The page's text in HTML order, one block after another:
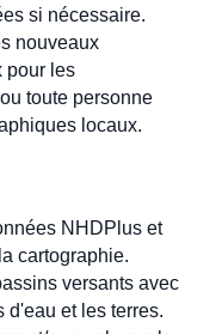
si nécessaire.
nouveaux
pour les
toute personne
locaux.
NHDPlus et
cartographie.
versants avec
d'eau et les terres.